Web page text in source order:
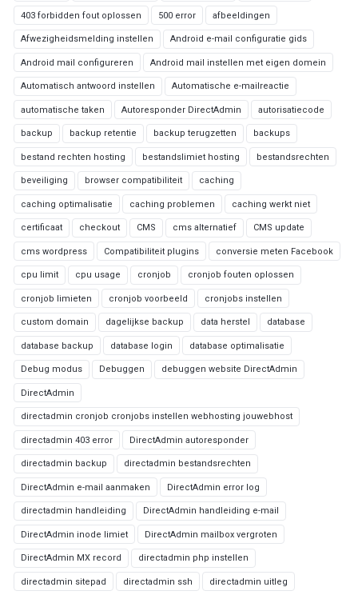
403 forbidden fout oplossen 500 error afbeeldingen
Afwezigheidsmelding instellen Android e-mail configuratie gids
Android mail configureren Android mail instellen met eigen domein
Automatisch antwoord instellen Automatische e-mailreactie
automatische taken Autoresponder DirectAdmin autorisatiecode
backup backup retentie backup terugzetten backups
bestand rechten hosting bestandslimiet hosting bestandsrechten
beveiliging browser compatibiliteit caching
caching optimalisatie caching problemen caching werkt niet
certificaat checkout CMS cms alternatief CMS update
cms wordpress Compatibiliteit plugins conversie meten Facebook
cpu limit cpu usage cronjob cronjob fouten oplossen
cronjob limieten cronjob voorbeeld cronjobs instellen
custom domain dagelijkse backup data herstel database
database backup database login database optimalisatie
Debug modus Debuggen debuggen website DirectAdmin
DirectAdmin
directadmin cronjob cronjobs instellen webhosting jouwebhost
directadmin 403 error DirectAdmin autoresponder
directadmin backup directadmin bestandsrechten
DirectAdmin e-mail aanmaken DirectAdmin error log
directadmin handleiding DirectAdmin handleiding e-mail
DirectAdmin inode limiet DirectAdmin mailbox vergroten
DirectAdmin MX record directadmin php instellen
directadmin sitepad directadmin ssh directadmin uitleg